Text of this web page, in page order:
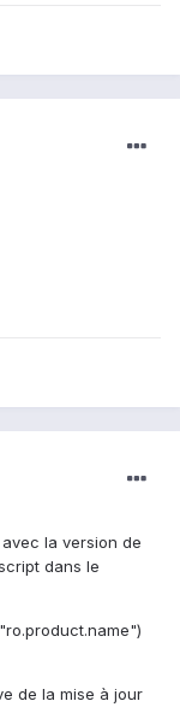
la version de
dans le
de la mise à jour